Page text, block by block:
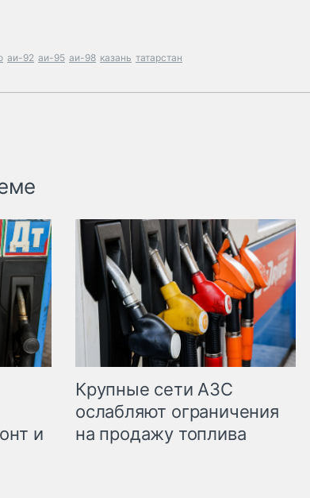
аи-92 аи-95 аи-98 казань татарстан
и
Крупные сети АЗС
ослабляют ограничения
на продажу топлива